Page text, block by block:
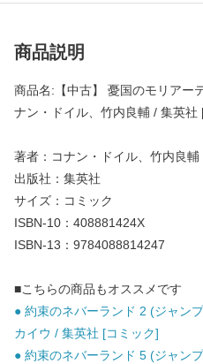
商品説明
商品名:【中古】 憂国のモリアー
ナン・ドイル、竹内良輔 / 集英社
著者：コナン・ドイル、竹内良輔
出版社：集英社
サイズ：コミック
ISBN-10：408881424X
ISBN-13：9784088814247
■こちらの商品もオススメです
● 約束のネバーランド 2 (ジャン
カイウ / 集英社 [コミック]
● 約束のネバーランド 5 (ジャン